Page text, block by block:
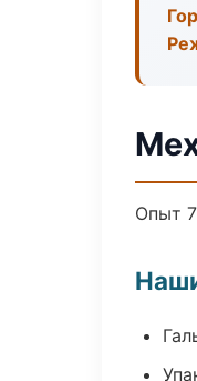
Опыт